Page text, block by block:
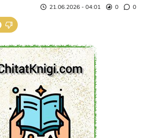
21.06.2026 - 04:01 0 0